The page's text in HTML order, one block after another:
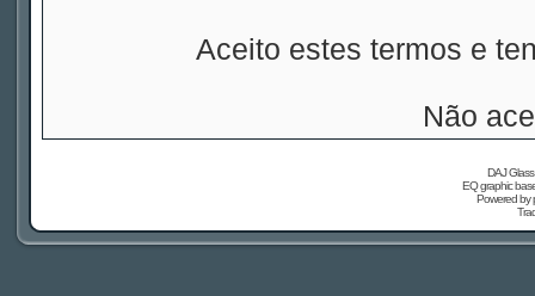
Aceito estes termos e
Não
DAJ
EQ graphic
Powered by